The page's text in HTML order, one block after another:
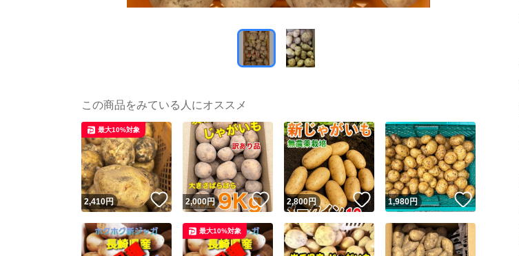
この商品をみている人にオススメ
2,410円 いいね！
最大10%対象
2,000円 いいね！
2,800円 いいね！
1,980円 いいね！
最大10%対象